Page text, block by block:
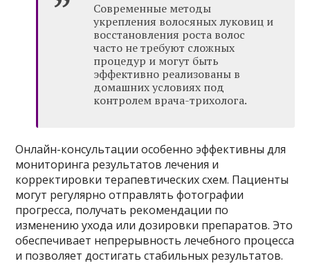
Современные методы
укрепления волосяных луковиц и
восстановления роста волос
часто не требуют сложных
процедур и могут быть
эффективно реализованы в
домашних условиях под
контролем врача-трихолога.
Онлайн-консультации особенно эффективны для
мониторинга результатов лечения и
корректировки терапевтических схем. Пациенты
могут регулярно отправлять фотографии
прогресса, получать рекомендации по
изменению ухода или дозировки препаратов. Это
обеспечивает непрерывность лечебного процесса
и позволяет достигать стабильных результатов.